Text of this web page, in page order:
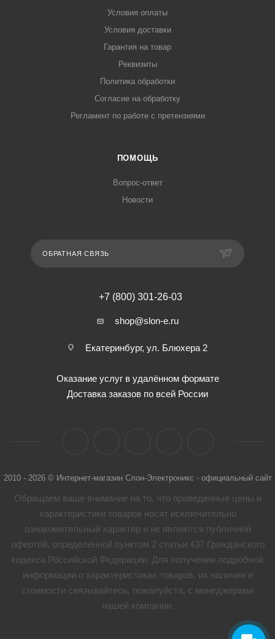
Условия оплаты
Условия доставки
Гарантия на товар
Реквизиты
Политика обработки
Согласие на обработку
Регламент по работе с претензиями
ПОМОЩЬ
Вопрос-ответ
Новости
ОБРАТНАЯ СВЯЗЬ
+7 (800) 301-26-03
shop@slon-e.ru
Екатеринбург, ул. Блюхера 2
Оказание услуг в удалённом формате
Доставка заказов по всей России
2010 - 2026 © Интернет-магазин Слон-Электроникс - официальный сайт
Обращаем ваше внимание на то, что приведенные цены и
характеристики товaров носят исключительно
ознакомительный характер и не являются публичной
офертой, определенной пунктом 2 статьи 437 Гражданского
кодекса Российской Федерации. Для получения подробной
информации о характеристиках товaров, их наличии и
стоимости связывайтесь, пожалуйста, с менеджерами
нашей компании.